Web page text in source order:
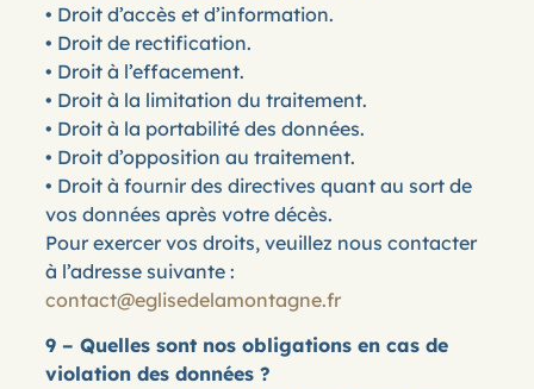
• Droit d’accès et d’information.
• Droit de rectification.
• Droit à l’effacement.
• Droit à la limitation du traitement.
• Droit à la portabilité des données.
• Droit d’opposition au traitement.
• Droit à fournir des directives quant au sort de
vos données après votre décès.
Pour exercer vos droits, veuillez nous contacter
à l’adresse suivante :
contact@eglisedelamontagne.fr
9 – Quelles sont nos obligations en cas de
violation des données ?